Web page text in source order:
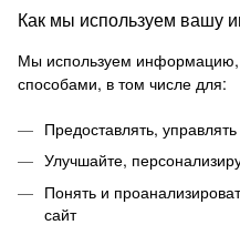
Как мы используем вашу
Мы используем
способами, в том числе для:
Предоставлять,
Улучшайте,
Понять и
сайт